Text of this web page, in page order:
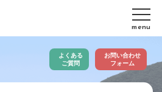
menu
よくある
ご質問
お問い合わせ
フォーム